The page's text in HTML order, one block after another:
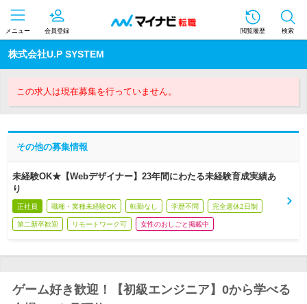
メニュー 会員登録 閲覧履歴 検索
株式会社U.P SYSTEM
この求人は現在募集を行っていません。
その他の募集情報
未経験OK★【Webデザイナー】23年間にわたる未経験育成実績あ
り
正社員 職種・業種未経験OK 転勤なし 学歴不問 完全週休2日制
第二新卒歓迎 リモートワーク可 女性のおしごと掲載中
ゲーム好き歓迎！【初級エンジニア】0から学べる